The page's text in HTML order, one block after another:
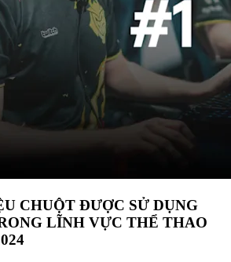
CHUỘT ĐƯỢC SỬ DỤNG
LĨNH VỰC THỂ THAO